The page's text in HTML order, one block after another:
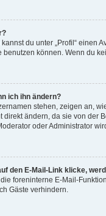
du unter „Profil“ einen
können. Wenn du
ich ihn ändern?
stehen, zeigen an,
direkt ändern, da sie von
oder Administrator
den E-Mail-Link klicke,
foreninterne E-Mail-
Gäste verhindern.